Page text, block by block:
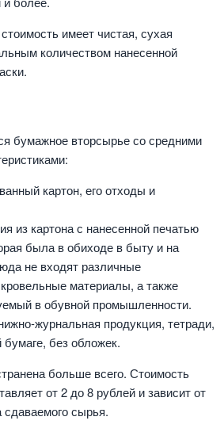
имеет чистая, сухая
количеством нанесенной
бумажное вторсырье со средними
картон, его отходы и
из картона с нанесенной печатью
была в обиходе в быту и на
не входят различные
материалы, а также
в обувной промышленности.
журнальная продукция, тетради,
без обложек.
больше всего. Стоимость
от 2 до 8 рублей и зависит от
сдаваемого сырья.